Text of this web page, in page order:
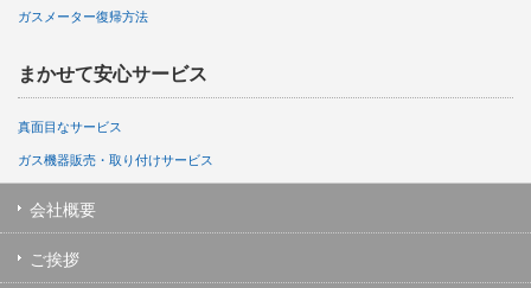
ガスメーター復帰方法
まかせて安心サービス
真面目なサービス
ガス機器販売・取り付けサービス
会社概要
ご挨拶